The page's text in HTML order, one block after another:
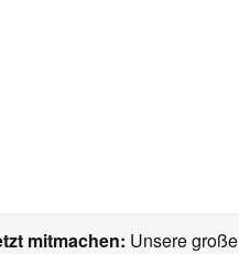
mitmachen: Unsere große